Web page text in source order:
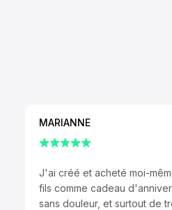
MARIANNE
J'ai créé et acheté moi-
fils comme cadeau
sans douleur, et surtout de